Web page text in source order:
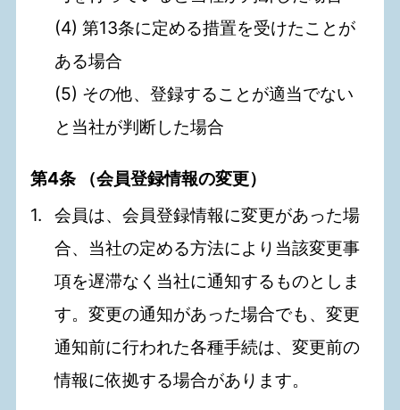
(4) 第13条に定める措置を受けたことが
ある場合
(5) その他、登録することが適当でない
と当社が判断した場合
第4条 （会員登録情報の変更）
会員は、会員登録情報に変更があった場
合、当社の定める方法により当該変更事
項を遅滞なく当社に通知するものとしま
す。変更の通知があった場合でも、変更
通知前に行われた各種手続は、変更前の
情報に依拠する場合があります。